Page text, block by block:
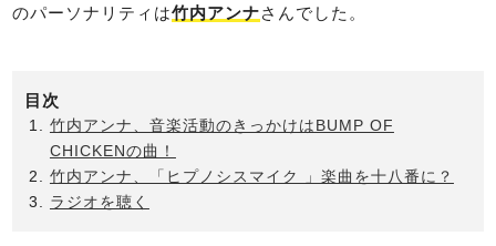
のパーソナリティは竹内アンナさんでした。
目次
竹内アンナ、音楽活動のきっかけはBUMP OF
CHICKENの曲！
竹内アンナ、「ヒプノシスマイク 」楽曲を十八番に？
ラジオを聴く